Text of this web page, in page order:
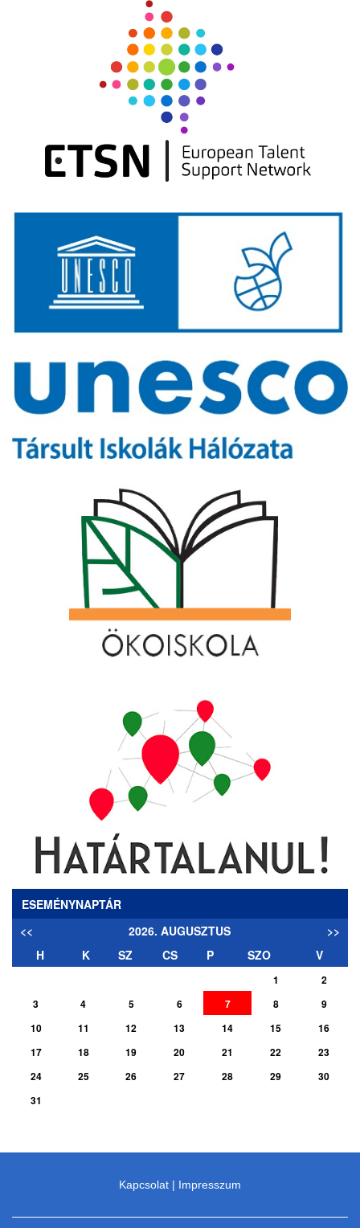
ESEMÉNYNAPTÁR
<<
2026. AUGUSZTUS
>>
H
K SZ CS P SZO V
1
2
3
4 5 6 7 8
9
10
11 12 13 14 15
16
17
18 19 20 21 22
23
24
25 26 27 28 29
30
31
Kapcsolat | Impresszum